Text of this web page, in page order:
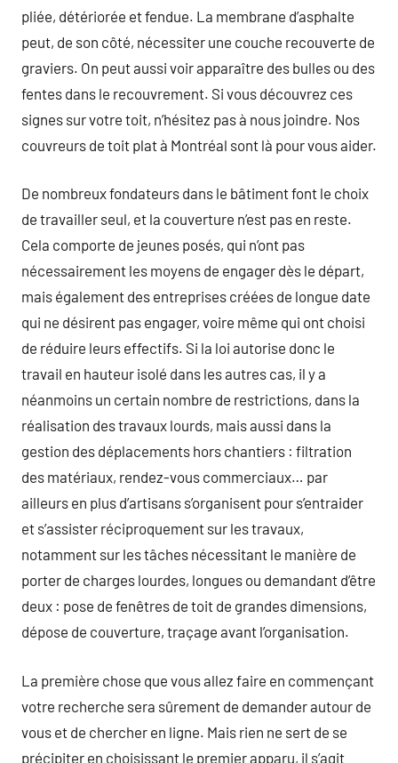
pliée, détériorée et fendue. La membrane d’asphalte
peut, de son côté, nécessiter une couche recouverte de
graviers. On peut aussi voir apparaître des bulles ou des
fentes dans le recouvrement. Si vous découvrez ces
signes sur votre toit, n’hésitez pas à nous joindre. Nos
couvreurs de toit plat à Montréal sont là pour vous aider.
De nombreux fondateurs dans le bâtiment font le choix
de travailler seul, et la couverture n’est pas en reste.
Cela comporte de jeunes posés, qui n’ont pas
nécessairement les moyens de engager dès le départ,
mais également des entreprises créées de longue date
qui ne désirent pas engager, voire même qui ont choisi
de réduire leurs effectifs. Si la loi autorise donc le
travail en hauteur isolé dans les autres cas, il y a
néanmoins un certain nombre de restrictions, dans la
réalisation des travaux lourds, mais aussi dans la
gestion des déplacements hors chantiers : filtration
des matériaux, rendez-vous commerciaux… par
ailleurs en plus d’artisans s’organisent pour s’entraider
et s’assister réciproquement sur les travaux,
notamment sur les tâches nécessitant le manière de
porter de charges lourdes, longues ou demandant d’être
deux : pose de fenêtres de toit de grandes dimensions,
dépose de couverture, traçage avant l’organisation.
La première chose que vous allez faire en commençant
votre recherche sera sûrement de demander autour de
vous et de chercher en ligne. Mais rien ne sert de se
précipiter en choisissant le premier apparu, il s’agit